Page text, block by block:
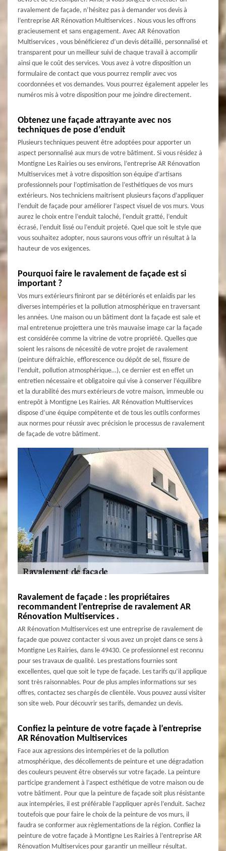
ravalement de façade, n’hésitez pas à demander vos devis à
l’entreprise AR Rénovation Multiservices . Nous vous les offrons
gracieusement et sans engagement. Avec AR Rénovation
Multiservices , vous bénéficierez d’un devis détaillé, personnalisé et
transparent pour un meilleur suivi de chaque travail à accomplir
ainsi que le coût des services. Vous avez à votre disposition un
formulaire de contact que vous pourrez remplir avec vos
coordonnées et vos demandes. Vous pourrez également appeler les
numéros mis à votre disposition pour me joindre directement.
Obtenez une façade attrayante avec nos
techniques de pose d’enduit
Plusieurs techniques peuvent être adoptées pour apporter un
aspect personnalisé aux murs de votre bâtiment. Si vous résidez à
Montigne Les Rairies ou ses environs, l’entreprise AR Rénovation
Multiservices met à votre disposition son équipe d’artisans
professionnels pour l’optimisation de l’esthétiques de vos murs
extérieurs. Nos techniciens maitrisent plusieurs façons d’appliquer
l’enduit de façade pour améliorer l’aspect visuel de vos murs. Vous
aurez le choix entre l’enduit taloché, l’enduit gratté, l’enduit
écrasé, l’enduit lissé ou l’enduit projeté. Quel que soit le style que
vous souhaitez adopter, nous saurons vous offrir un résultat à la
hauteur de vos exigences.
Pourquoi faire le ravalement de façade est si
important ?
Vos murs extérieurs finiront par se détériorés et enlaidis par les
diverses intempéries et la pollution atmosphérique en traversant
les années. Une maison ou un bâtiment dont la façade est sale et
mal entretenue projettera une très mauvaise image car la façade
est considérée comme la vitrine de votre propriété. Quelles que
soient les raisons de nécessité de votre projet de ravalement
(peinture défraîchie, efflorescence ou dépôt de sel, fissure de
l’enduit, pollution atmosphérique…), ce dernier est en effet un
entretien nécessaire et obligatoire qui vise à conserver l’équilibre
et la durabilité des murs extérieurs de votre maison, immeuble ou
entrepôt à Montigne Les Rairies. AR Rénovation Multiservices
dispose d’une équipe compétente et de tous les outils conformes
aux normes pour réussir avec précision le processus de ravalement
de façade de votre bâtiment.
Ravalement de façade : les propriétaires
recommandent l’entreprise de ravalement AR
Rénovation Multiservices .
AR Rénovation Multiservices est une entreprise de ravalement de
façade que pouvez contacter si vous avez un projet dans ce sens à
Montigne Les Rairies, dans le 49430. Ce professionnel est reconnu
pour ses travaux de qualité. Les prestations fournies sont
excellentes, quel que soit le type de façade. Les tarifs qu’il applique
sont très raisonnables. Pour de plus amples informations sur ses
offres, contactez ses chargés de clientèle. Vous pouvez aussi visiter
son site web. Pour découvrir ses tarifs, demandez un devis.
Confiez la peinture de votre façade à l’entreprise
AR Rénovation Multiservices
Face aux agressions des intempéries et de la pollution
atmosphérique, des décollements de peinture et une dégradation
des couleurs peuvent être observés sur votre façade. La peinture
participe grandement à l’aspect esthétique de votre maison ou de
votre bâtiment. Pour que la peinture de façade soit plus résistante
aux intempéries, il est préférable l’appliquer après l’enduit. Sachez
toutefois que pour faire le choix de la peinture de vos murs, il
faudra se conformer aux règlementations de la région. Confiez la
peinture de votre façade à Montigne Les Rairies à l’entreprise AR
Rénovation Multiservices pour garantir un meilleur résultat.